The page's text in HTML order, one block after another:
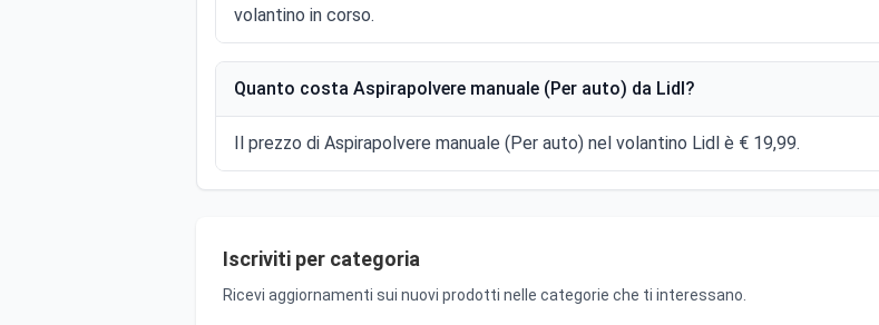
volantino in corso.
Quanto costa Aspirapolvere manuale (Per auto) da Lidl?
Il prezzo di Aspirapolvere manuale (Per auto) nel volantino Lidl è € 19,99.
Iscriviti per categoria
Ricevi aggiornamenti sui nuovi prodotti nelle categorie che ti interessano.